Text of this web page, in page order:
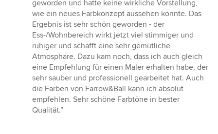
geworden und hatte keine wirkliche Vorstellung,
wie ein neues Farbkonzept aussehen könnte. Das
Ergebnis ist sehr schön geworden - der
Ess-/Wohnbereich wirkt jetzt viel stimmiger und
ruhiger und schafft eine sehr gemütliche
Atmosphäre. Dazu kam noch, dass ich auch gleich
eine Empfehlung für einen Maler erhalten habe, der
sehr sauber und professionell gearbeitet hat. Auch
die Farben von Farrow&Ball kann ich absolut
empfehlen. Sehr schöne Farbtöne in bester
Qualität.”